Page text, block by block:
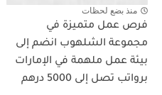
منذ بضع لحظات
فرص عمل متميزة في
مجموعة الشلهوب انضم إلى
بيئة عمل ملهمة في الإمارات
برواتب تصل إلى 5000 درهم